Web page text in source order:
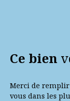
Ce bien
Merci de
vous dans les